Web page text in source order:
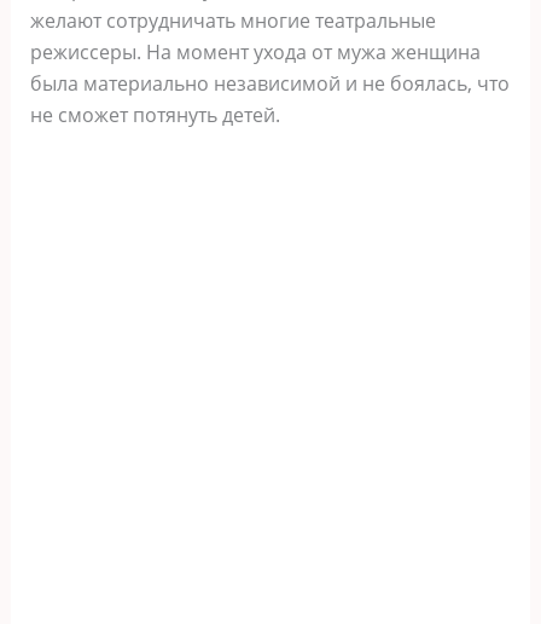
желают сотрудничать многие театральные
режиссеры. На момент ухода от мужа женщина
была материально независимой и не боялась, что
не сможет потянуть детей.